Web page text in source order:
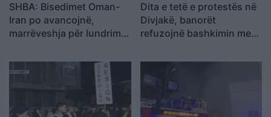
SHBA: Bisedimet Oman-
Iran po avancojnë,
marrëveshja për lundrimin
shpejti
Dita e tetë e protestës në
Divjakë, banorët
refuzojnë bashkimin me